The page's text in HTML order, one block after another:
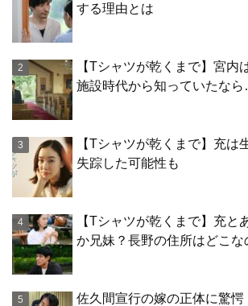
する理由とは
【Tシャツが乾くまで】宮内
施設時代から知っていたな
【Tシャツが乾くまで】充は
失踪した可能性も
【Tシャツが乾くまで】充と
か兄妹？長野の住所はどこな
佐久間宣行の嫁の正体に驚